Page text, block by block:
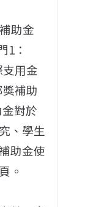
助金
1：
用金
補助
對於
、學生
助金使
。